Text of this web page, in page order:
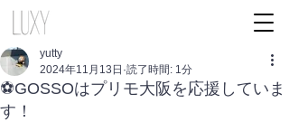
⚽GOSSOはプリモ大阪を応援していま
す！
yutty
2024年11月13日 読了時間: 1分